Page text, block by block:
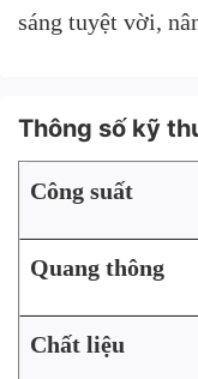
sáng tuyệt vời,
Thông số kỹ
Công suất
Quang thông
Chất liệu